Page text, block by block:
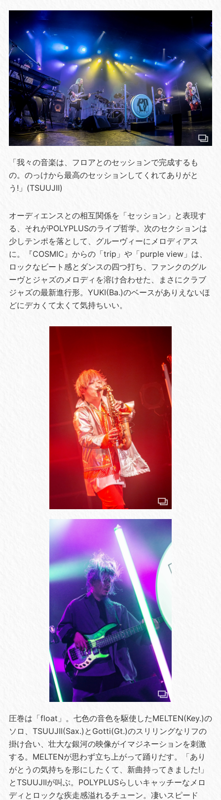
「我々の音楽は、フロアとのセッションで完成するも
の。のっけから最高のセッションしてくれてありがと
う!」(TSUUJII)
オーディエンスとの相互関係を「セッション」と表現す
る、それがPOLYPLUSのライブ哲学。次のセクションは
少しテンポを落として、グルーヴィーにメロディアス
に。『COSMIC』からの「trip」や「purple view」は、
ロックなビート感とダンスの四つ打ち、ファンクのグル
ーヴとジャズのメロディを溶け合わせた、まさにクラブ
ジャズの最新進行形。YUKI(Ba.)のベースがありえないほ
どにデカくて太くて気持ちいい。
圧巻は「float」。七色の音色を駆使したMELTEN(Key.)の
ソロ、TSUUJII(Sax.)とGotti(Gt.)のスリリングなリフの
掛け合い、壮大な銀河の映像がイマジネーションを刺激
する。MELTENが思わず立ち上がって踊りだす。「あり
がとうの気持ちを形にしたくて、新曲持ってきました!」
とTSUUJIIが叫ぶ。POLYPLUSらしいキャッチーなメロ
ディとロックな疾走感溢れるチューン。凄いスピード